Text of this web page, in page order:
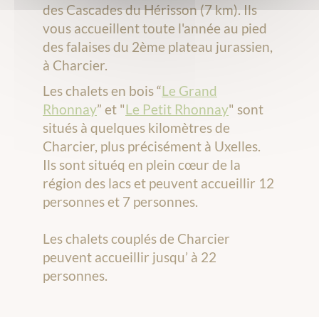
des Cascades du Hérisson (7 km).Ils
vous accueillent toute l'année au pied
des falaises du 2ème plateau jurassien,
à Charcier.
Les chalets en bois “Le Grand
Rhonnay” et "Le Petit Rhonnay" sont
situés à quelques kilomètres de
Charcier, plus précisément à Uxelles.
Ils sont situéq en plein cœur de la
région des lacs et peuvent accueillir 12
personnes et 7 personnes.
Les chalets couplés de Charcier
peuvent accueillir jusqu’ à 22
personnes.